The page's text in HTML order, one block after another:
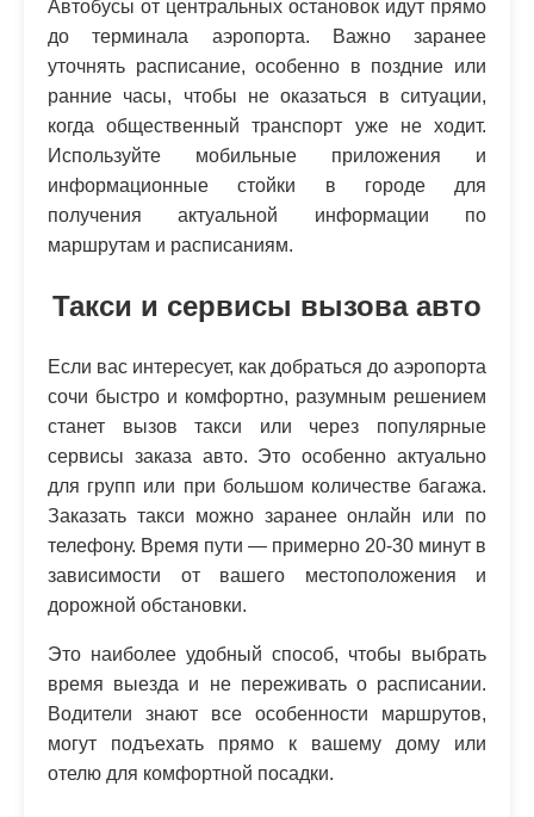
Автобусы от центральных остановок идут прямо
до терминала аэропорта. Важно заранее
уточнять расписание, особенно в поздние или
ранние часы, чтобы не оказаться в ситуации,
когда общественный транспорт уже не ходит.
Используйте мобильные приложения и
информационные стойки в городе для
получения актуальной информации по
маршрутам и расписаниям.
Такси и сервисы вызова авто
Если вас интересует, как добраться до аэропорта
сочи быстро и комфортно, разумным решением
станет вызов такси или через популярные
сервисы заказа авто. Это особенно актуально
для групп или при большом количестве багажа.
Заказать такси можно заранее онлайн или по
телефону. Время пути — примерно 20-30 минут в
зависимости от вашего местоположения и
дорожной обстановки.
Это наиболее удобный способ, чтобы выбрать
время выезда и не переживать о расписании.
Водители знают все особенности маршрутов,
могут подъехать прямо к вашему дому или
отелю для комфортной посадки.